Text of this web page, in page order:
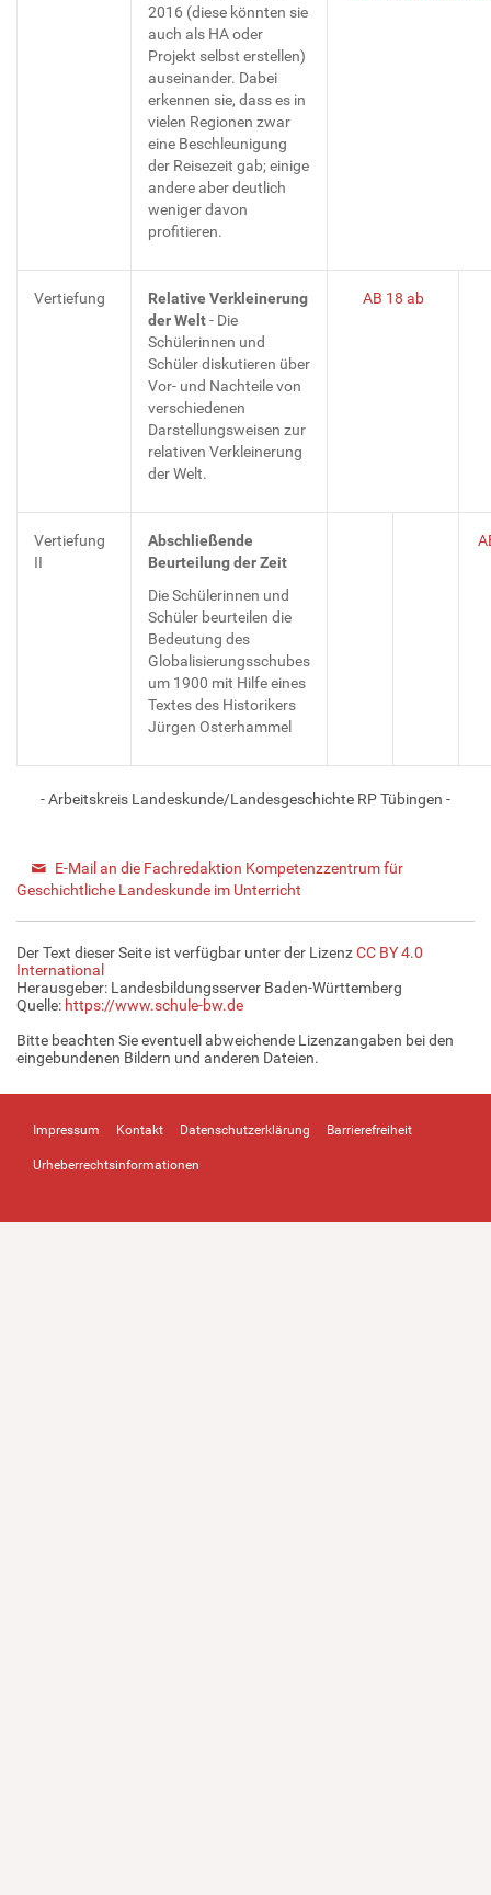
2016 (diese könnten sie
auch als HA oder
Projekt selbst erstellen)
auseinander. Dabei
erkennen sie, dass es in
vielen Regionen zwar
eine Beschleunigung
der Reisezeit gab; einige
andere aber deutlich
weniger davon
profitieren.
Vertiefung
Relative Verkleinerung
der Welt- Die
Schülerinnen und
Schüler diskutieren über
Vor- und Nachteile von
verschiedenen
Darstellungsweisen zur
relativen Verkleinerung
der Welt.
AB 18 ab
Vertiefung
II
Abschließende
Beurteilung der Zeit
Die Schülerinnen und
Schüler beurteilen die
Bedeutung des
Globalisierungsschubes
um 1900 mit Hilfe eines
Textes des Historikers
Jürgen Osterhammel
- Arbeitskreis Landeskunde/Landesgeschichte RP Tübingen -
E-Mail an die Fachredaktion Kompetenzzentrum für
Geschichtliche Landeskunde im Unterricht
Der Text dieser Seite ist verfügbar unter der LizenzCC BY 4.0
International
Herausgeber: Landesbildungsserver Baden-Württemberg
Quelle: https://www.schule-bw.de
Bitte beachten Sie eventuell abweichende Lizenzangaben bei den
eingebundenen Bildern und anderen Dateien.
Impressum Kontakt Datenschutzerklärung Barrierefreiheit
Urheberrechtsinformationen